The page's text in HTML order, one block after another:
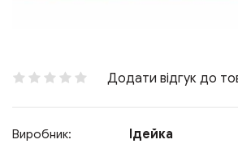
Додати відгук до
Виробник: Ідейка